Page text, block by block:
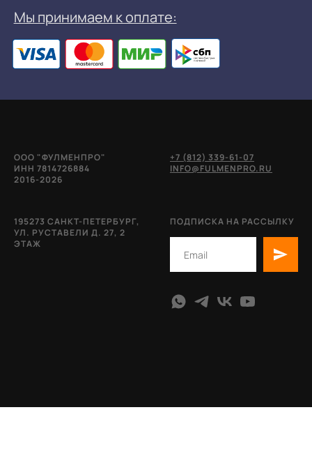
ООО "ФУЛМЕНПРО"
ИНН 7814726884
2016-2026
+7 (812) 339-61-07
INFO@FULMENPRO.RU
195273 САНКТ-ПЕТЕРБУРГ,
УЛ. РУСТАВЕЛИ Д. 27, 2
ЭТАЖ
ПОДПИСКА НА РАССЫЛКУ